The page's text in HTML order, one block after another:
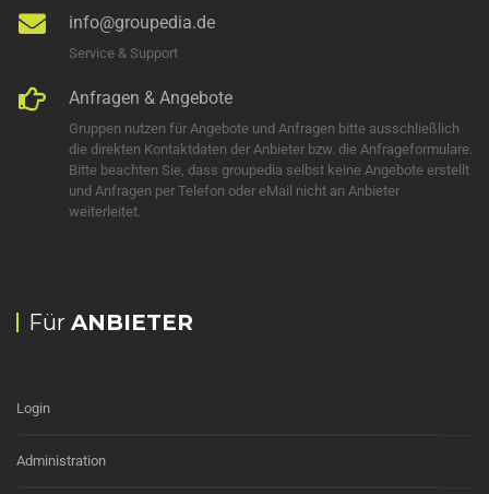
info@groupedia.de
Service & Support
Anfragen & Angebote
Gruppen nutzen für Angebote und Anfragen bitte ausschließlich
die direkten Kontaktdaten der Anbieter bzw. die Anfrageformulare.
Bitte beachten Sie, dass groupedia selbst keine Angebote erstellt
und Anfragen per Telefon oder eMail nicht an Anbieter
weiterleitet.
Für ANBIETER
Login
Administration